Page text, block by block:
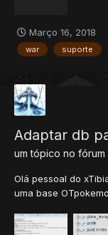
Março 16, 2018
war suporte
Adaptar db
um tópico no fórum
Olá pessoal do
uma base
não é compatível